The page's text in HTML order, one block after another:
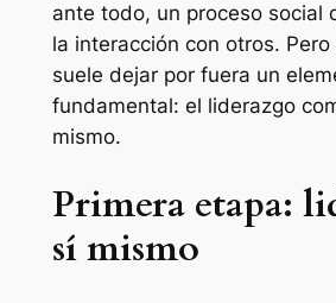
ante todo, un proceso social
la interacción con otros.
suele dejar por fuera un
fundamental: el liderazgo
mismo.
Primera etapa:
sí mismo